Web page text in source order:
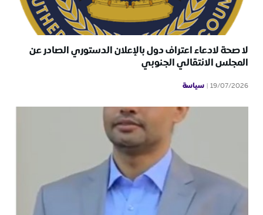
لا صحة لادعاء اعتراف دول بالإعلان الدستوري الصادر عن
المجلس الانتقالي الجنوبي
19/07/2026 سياسة